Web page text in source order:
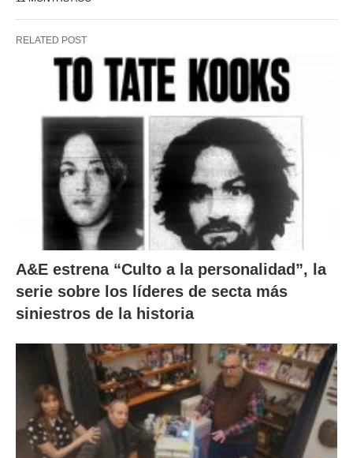
RELATED POST
A&E estrena “Culto a la personalidad”, la
serie sobre los líderes de secta más
siniestros de la historia